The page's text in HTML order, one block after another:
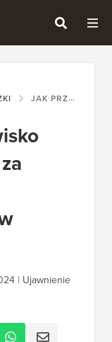
JAK PRZEPISAĆ NAZWISKO AUTORA GOŚCINNEGO ZA POMOCĄ PÓL NIESTANDARDOWYCH W WORDPRESS
| Ujawnienie